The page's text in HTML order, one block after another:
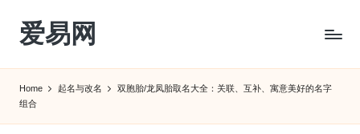
Skip
content
爱易网
阳
Home 起名与改名
双胞胎/龙凤胎取名大全：关联、互补、寓意美好的名字
组合